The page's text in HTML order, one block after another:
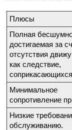
Плюсы
Полная
достигаемая за
отсутствия
как следствие,
Минимальное
сопротивление
Низкие
обслуживанию.